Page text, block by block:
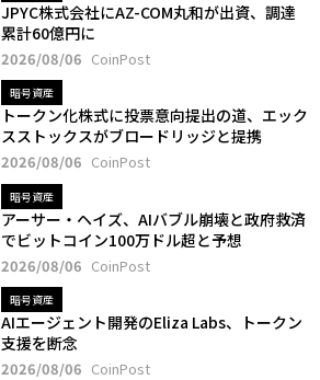
JPYC株式会社にAZ-COM丸和が出資、調達
累計60億円に
2026/08/06 CoinPost
暗号資産
トークン化株式に投票意向提出の道、エック
スストックスがブロードリッジと提携
2026/08/06 CoinPost
暗号資産
アーサー・ヘイズ、AIバブル崩壊と政府救済
でビットコイン100万ドル超と予想
2026/08/06 CoinPost
暗号資産
AIエージェント開発のEliza Labs、トークン
支援を断念
2026/08/06 CoinPost